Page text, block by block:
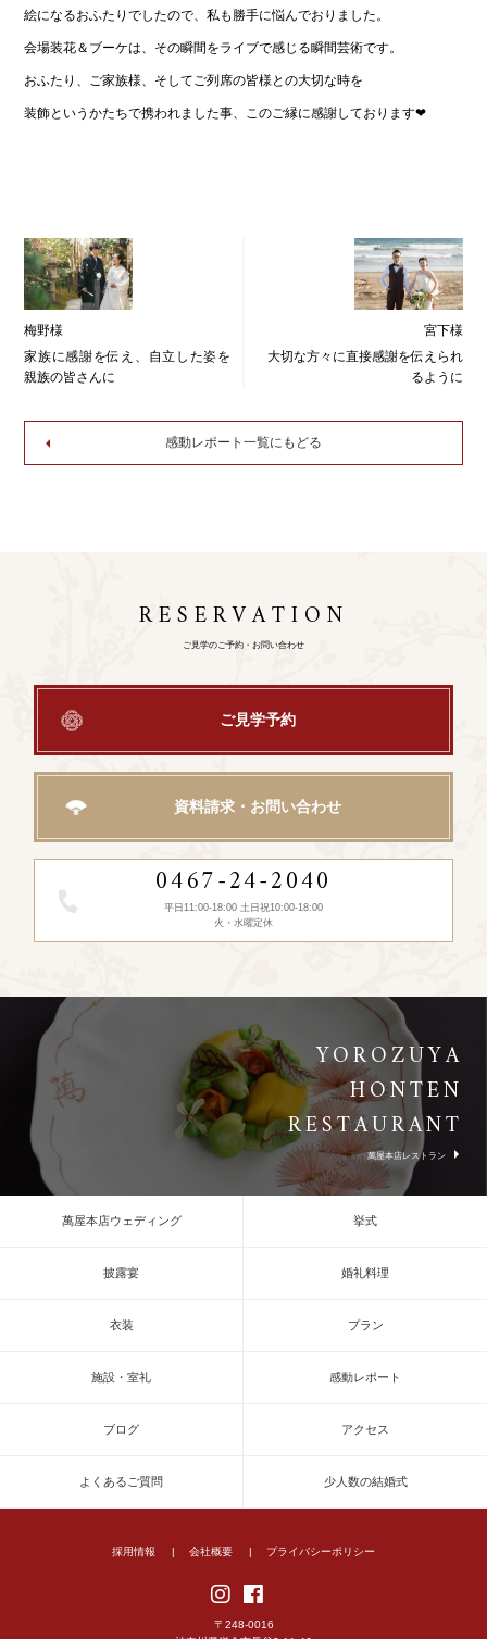
絵になるおふたりでしたので、私も勝手に悩んでおりました。
会場装花＆ブーケは、その瞬間をライブで感じる瞬間芸術です。
おふたり、ご家族様、そしてご列席の皆様との大切な時を
装飾というかたちで携われました事、このご縁に感謝しております❤
梅野様
家族に感謝を伝え、自立した姿を
親族の皆さんに
感動レポート一覧にもどる
宮下様
大切な方々に直接感謝を伝えられ
るように
RESERVATION
ご見学のご予約・お問い合わせ
ご見学予約
資料請求・お問い合わせ
0467-24-2040
平日11:00-18:00 土日祝10:00-18:00
火・水曜定休
YOROZUYA
HONTEN
RESTAURANT
萬屋本店レストラン
萬屋本店ウェディング 挙式
披露宴 婚礼料理
衣装 プラン
施設・室礼 感動レポート
ブログ アクセス
よくあるご質問 少人数の結婚式
採用情報 会社概要 プライバシーポリシー
〒248-0016